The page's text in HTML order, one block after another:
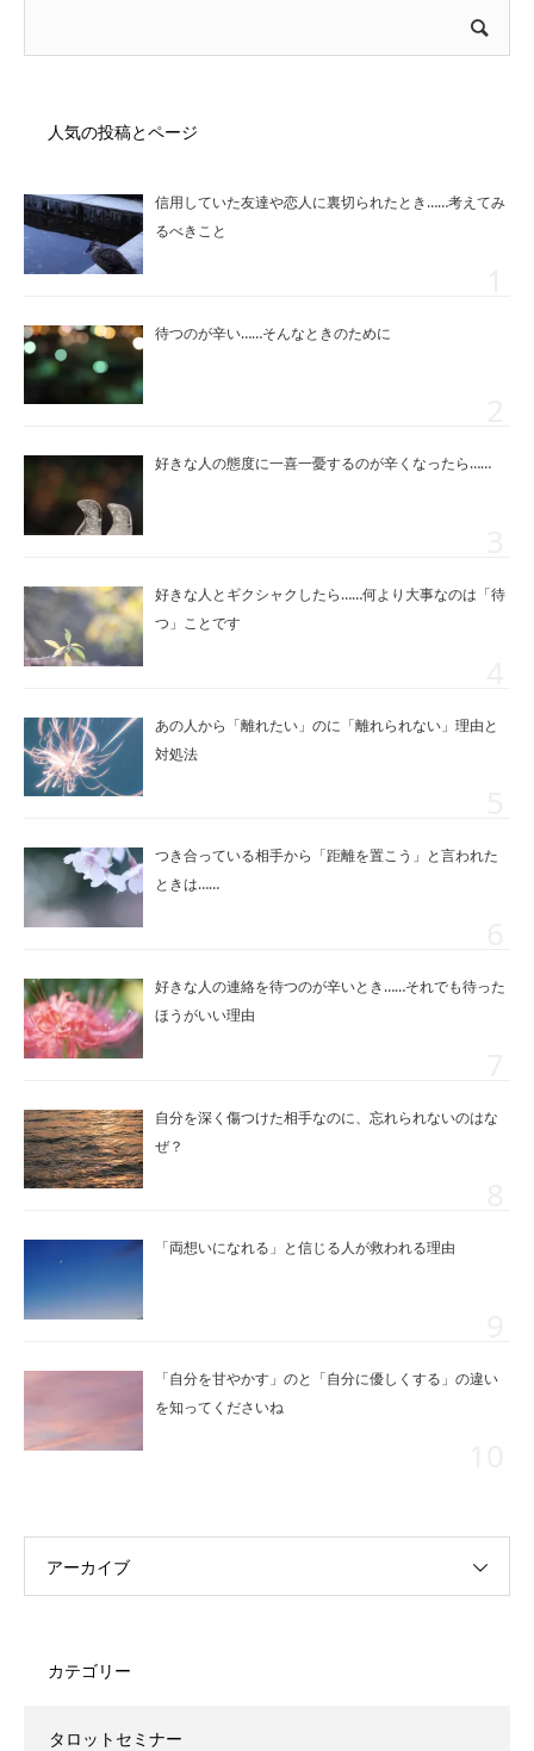
人気の投稿とページ
信用していた友達や恋人に裏切られたとき……考えてみ
るべきこと
待つのが辛い……そんなときのために
好きな人の態度に一喜一憂するのが辛くなったら……
好きな人とギクシャクしたら……何より大事なのは「待
つ」ことです
あの人から「離れたい」のに「離れられない」理由と
対処法
つき合っている相手から「距離を置こう」と言われた
ときは……
好きな人の連絡を待つのが辛いとき……それでも待った
ほうがいい理由
自分を深く傷つけた相手なのに、忘れられないのはな
ぜ？
「両想いになれる」と信じる人が救われる理由
「自分を甘やかす」のと「自分に優しくする」の違い
を知ってくださいね
アーカイブ
カテゴリー
タロットセミナー